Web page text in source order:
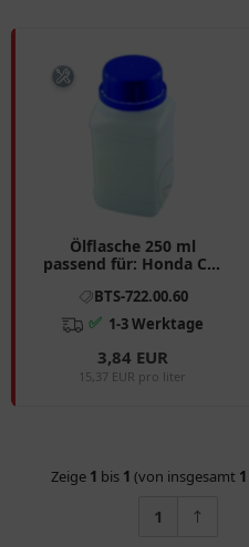
Ölflasche 250 ml
passend für: Honda CB,
KX, VN
BTS-722.00.60
✅ 1-3 Werktage
3,84 EUR
15,37 EUR pro liter
Zeige 1 bis 1 (von insgesamt 1
1